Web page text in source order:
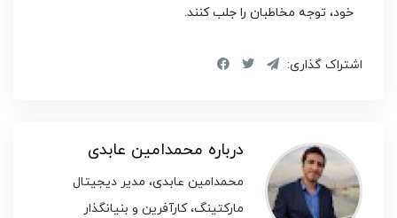
خود، توجه مخاطبان را جلب کنند.
اشتراک گذاری:
درباره محمدامین عابدی
محمدامین عابدی، مدیر دیجیتال
مارکتینگ، کارآفرین و بنیانگذار